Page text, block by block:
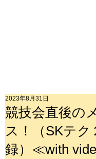
競技会直後の
ス！（SKテク
録）≪with
2023年8月31日